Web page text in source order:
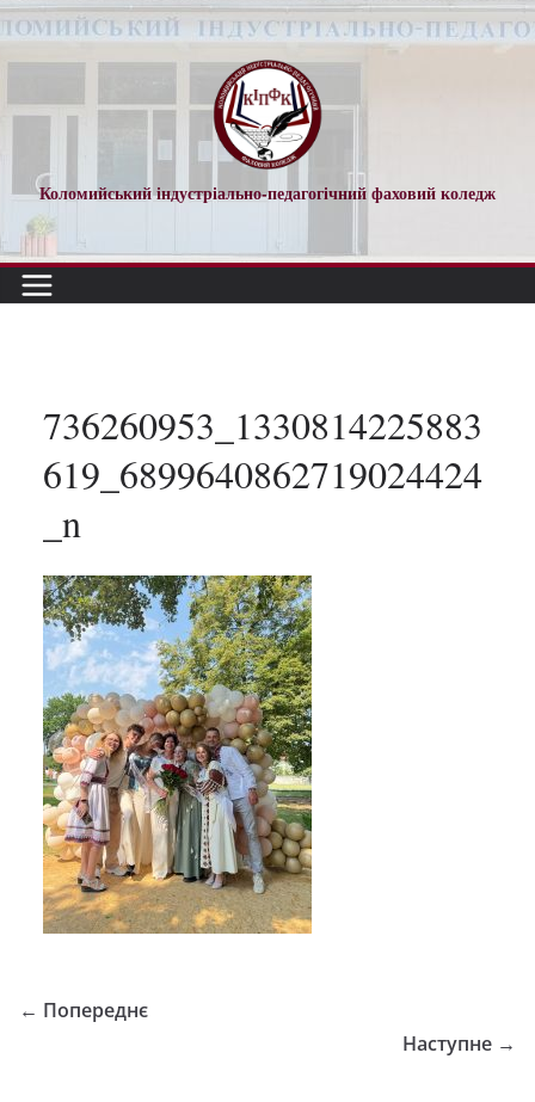
Перейти
до
Коломийський індустріально-педагогічний фаховий коледж
736260953_1330814225883
619_6899640862719024424
_n
← Попереднє
Наступне →